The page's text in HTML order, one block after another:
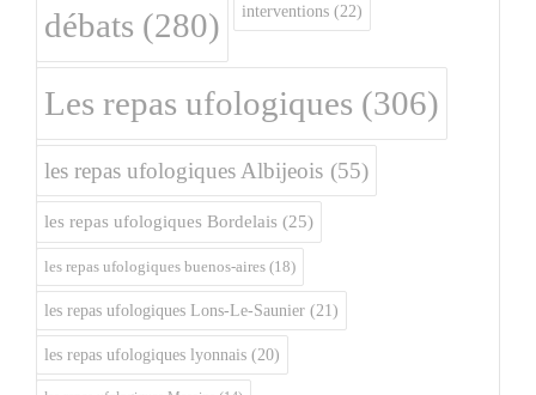
débats (280) interventions (22)
Les repas ufologiques (306)
les repas ufologiques Albijeois (55)
les repas ufologiques Bordelais (25)
les repas ufologiques buenos-aires (18)
les repas ufologiques Lons-Le-Saunier (21)
les repas ufologiques lyonnais (20)